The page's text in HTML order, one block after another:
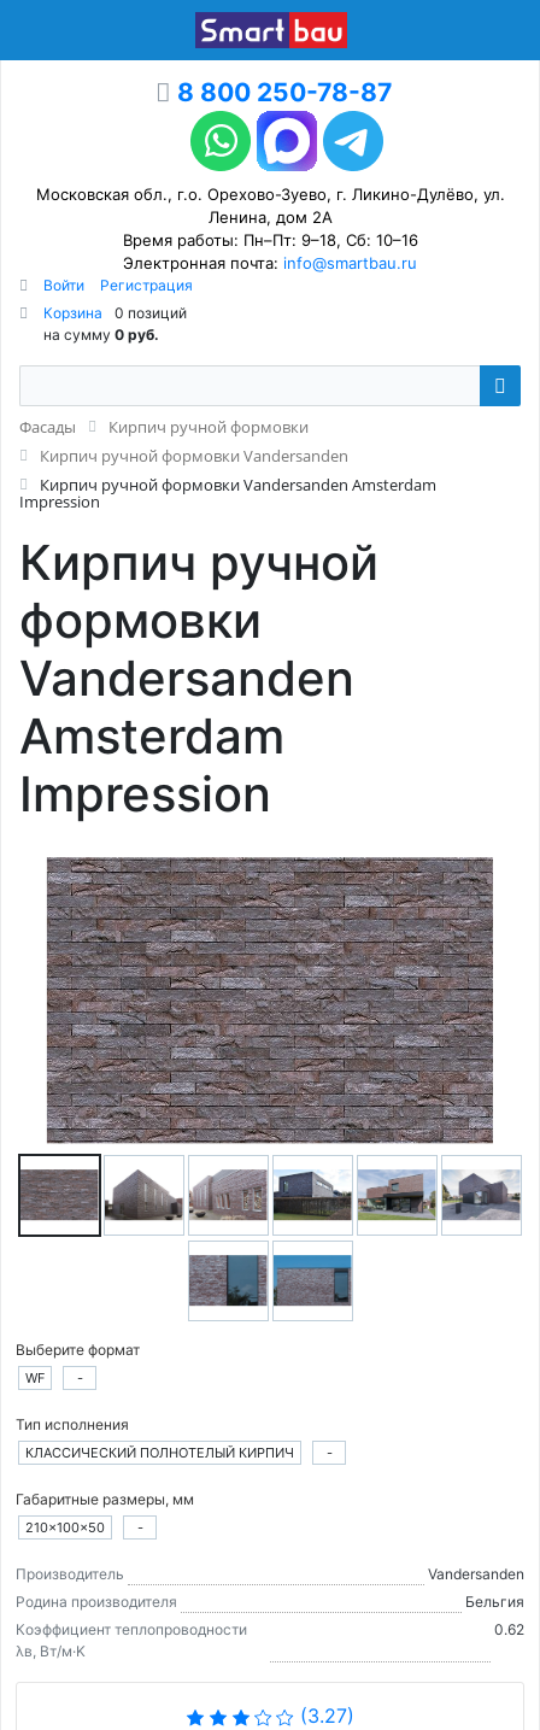
8 800 250-78-87
Московская обл., г.о. Орехово-Зуево, г. Ликино-Дулёво, ул.
Ленина, дом 2А
Время работы: Пн–Пт: 9–18, Сб: 10–16
Электронная почта: info@smartbau.ru
Войти
Регистрация
Корзина
0 позиций
на сумму 0 руб.
Фасады
Кирпич ручной формовки
Кирпич ручной формовки Vandersanden
Кирпич ручной формовки Vandersanden Amsterdam
Impression
Кирпич ручной
формовки
Vandersanden
Amsterdam
Impression
Выберите формат
WF -
Тип исполнения
КЛАССИЧЕСКИЙ ПОЛНОТЕЛЫЙ КИРПИЧ -
Габаритные размеры, мм
210×100×50 -
Производитель
Vandersanden
Родина производителя
Бельгия
Коэффициент теплопроводности
λв, Вт/м·K
0.62
(3.27)